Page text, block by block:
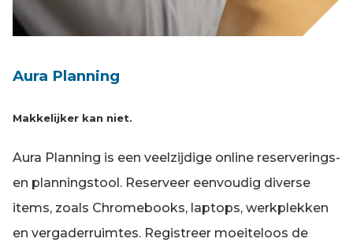
Aura Planning
Makkelijker kan niet.
Aura Planning is een veelzijdige online reserverings-
en planningstool. Reserveer eenvoudig diverse
items, zoals Chromebooks, laptops, werkplekken
en vergaderruimtes. Registreer moeiteloos de